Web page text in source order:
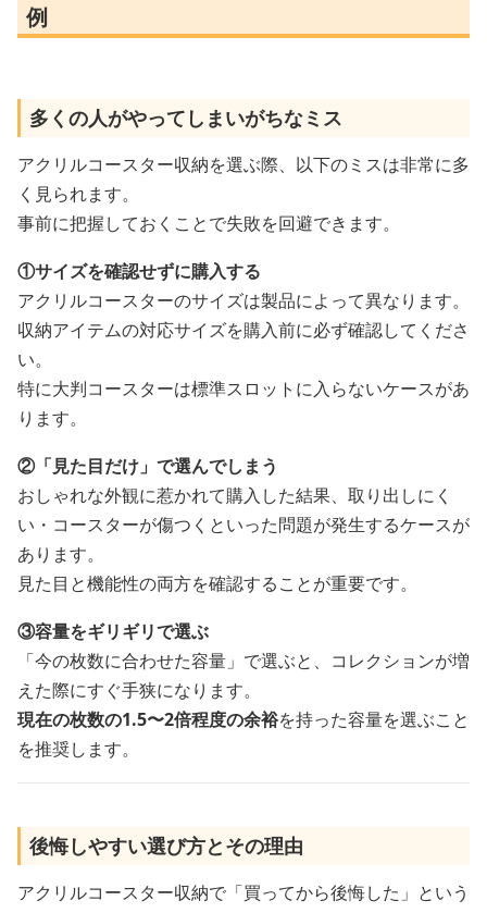
例
多くの人がやってしまいがちなミス
アクリルコースター収納を選ぶ際、以下のミスは非常に多
く見られます。
事前に把握しておくことで失敗を回避できます。
①サイズを確認せずに購入する
アクリルコースターのサイズは製品によって異なります。
収納アイテムの対応サイズを購入前に必ず確認してくださ
い。
特に大判コースターは標準スロットに入らないケースがあ
ります。
②「見た目だけ」で選んでしまう
おしゃれな外観に惹かれて購入した結果、取り出しにく
い・コースターが傷つくといった問題が発生するケースが
あります。
見た目と機能性の両方を確認することが重要です。
③容量をギリギリで選ぶ
「今の枚数に合わせた容量」で選ぶと、コレクションが増
えた際にすぐ手狭になります。
現在の枚数の1.5〜2倍程度の余裕を持った容量を選ぶこと
を推奨します。
後悔しやすい選び方とその理由
アクリルコースター収納で「買ってから後悔した」という